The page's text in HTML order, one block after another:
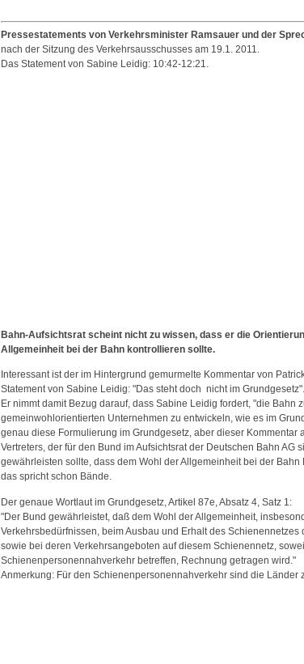
Pressestatements von Verkehrsminister Ramsauer und der
nach der Sitzung des Verkehrsausschusses am 19.1. 2011.
Das Statement von Sabine Leidig: 10:42-12:21.
Bahn-Aufsichtsrat scheint nicht zu wissen, dass er die
Allgemeinheit bei der Bahn kontrollieren sollte.
Interessant ist der im Hintergrund gemurmelte Kommentar von
Statement von Sabine Leidig: "Das steht doch nicht im Grundgesetz".
Er nimmt damit Bezug darauf, dass Sabine Leidig fordert, "die Bahn
gemeinwohlorientierten Unternehmen zu entwickeln, wie es im
genau diese Formulierung im Grundgesetz, aber dieser Kommentar
Vertreters, der für den Bund im Aufsichtsrat der Deutschen Bahn AG
gewährleisten sollte, dass dem Wohl der Allgemeinheit bei der
das spricht schon Bände.
Der genaue Wortlaut im Grundgesetz, Artikel 87e, Absatz 4, Satz 1:
"Der Bund gewährleistet, daß dem Wohl der Allgemeinheit,
Verkehrsbedürfnissen, beim Ausbau und Erhalt des
sowie bei deren Verkehrsangeboten auf diesem Schienennetz,
Schienenpersonennahverkehr betreffen, Rechnung getragen wird."
Anmerkung: Für den Schienenpersonennahverkehr sind die Länder